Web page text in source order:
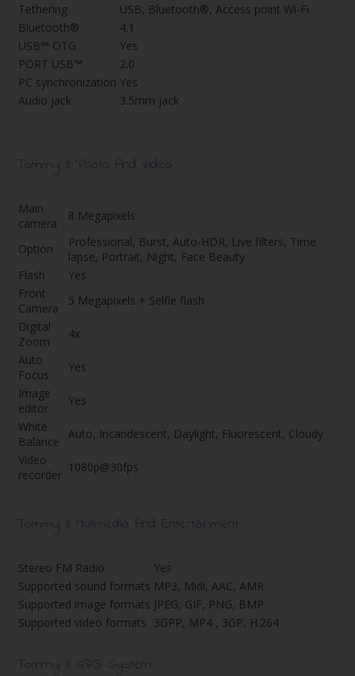
Tethering
USB, Bluetooth®, Access point Wi-Fi
Bluetooth®
4.1
USB™ OTG
Yes
PORT USB™
2.0
PC synchronization Yes
Audio jack
3.5mm jack
Tommy 3 Photo And Video
Main
camera
8 Megapixels
Option
Professional, Burst, Auto-HDR, Live filters, Time
lapse, Portrait, Night, Face Beauty
Flash
Yes
Front
Camera
5 Megapixels + Selfie flash
Digital
Zoom
4x
Auto
Focus
Yes
Image
editor
Yes
White
Balance
Auto, Incandescent, Daylight, Fluorescent, Cloudy
Video
recorder
1080p@30fps
Tommy 3 Multmedia And Entertainment
Stereo FM Radio
Yes
Supported sound formats MP3, Midi, AAC, AMR
Supported image formats JPEG, GIF, PNG, BMP
Supported video formats
3GPP, MP4 , 3GP, H.264
Tommy 3 GPS System